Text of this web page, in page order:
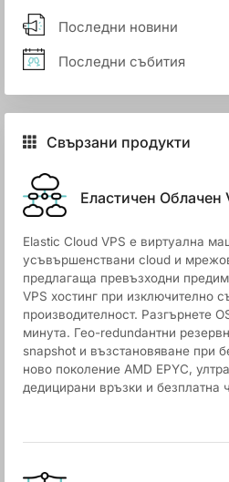
Последни новини
Последни събития
Свързани продукти
Еластичен Облачен
Elastic Cloud VPS е виртуална
усъвършенствани cloud и
предлагаща превъзходни
VPS хостинг при изключително
производителност. Разгърнете
минута. Гео-redundантни
snapshot и възстановяване при
ново поколение AMD EPYC,
дедицирани връзки и безплатна